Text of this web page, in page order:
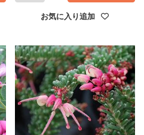
お気に入り追加